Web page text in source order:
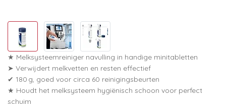
★ Melksysteemreiniger navulling in handige minitabletten
➤ Verwijdert melkvetten en resten effectief
✔ 180 g, goed voor circa 60 reinigingsbeurten
★ Houdt het melksysteem hygiënisch schoon voor perfect
schuim